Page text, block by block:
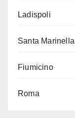
Ladispoli
Santa Marinella
Fiumicino
Roma